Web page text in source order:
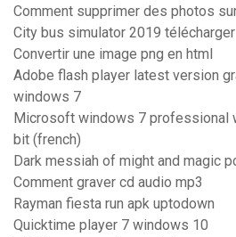
Comment supprimer des photos
City bus simulator 2019 télécharger
Convertir une image png en html
Adobe flash player latest version
windows 7
Microsoft windows 7 professional
bit (french)
Dark messiah of might and magic
Comment graver cd audio mp3
Rayman fiesta run apk uptodown
Quicktime player 7 windows 10